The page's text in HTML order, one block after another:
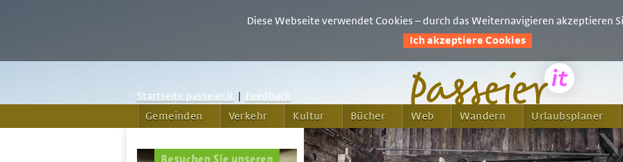
Startseite passeier.it
Feedback
Gemeinden
Verkehr Kultur Bücher Web Wandern Urlaubsplaner
Diese Webseite verwendet Cookies – durch das Weiternavigieren akzeptieren
Ich akzeptiere Cookies